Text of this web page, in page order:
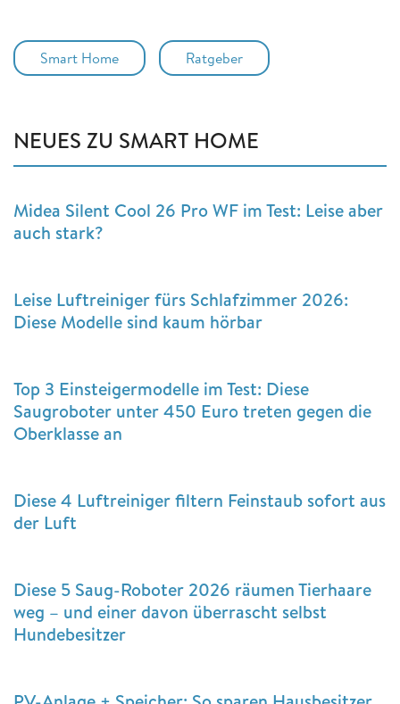
Smart Home Ratgeber
NEUES ZU SMART HOME
Midea Silent Cool 26 Pro WF im Test: Leise aber
auch stark?
Leise Luftreiniger fürs Schlafzimmer 2026:
Diese Modelle sind kaum hörbar
Top 3 Einsteigermodelle im Test: Diese
Saugroboter unter 450 Euro treten gegen die
Oberklasse an
Diese 4 Luftreiniger filtern Feinstaub sofort aus
der Luft
Diese 5 Saug-Roboter 2026 räumen Tierhaare
weg – und einer davon überrascht selbst
Hundebesitzer